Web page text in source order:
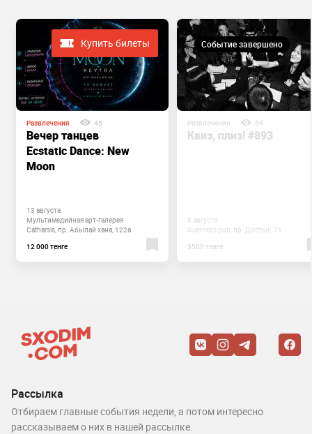
Купить билеты
Развлечения 45
Вечер танцев
Ecstatic Dance: New
Moon
13 августа
Мультимедийная ​арт-галерея
Catharsis, пр. Абылай хана, 122а
12 000 тенге
Событие завершено
Развлечения 54
Квиз, плиз! #893
5 августа
Guinness pub, пр. Достык, 71
3500 тенге
Рассылка
Отбираем главные события недели, а потом интересно
рассказываем о них в нашей рассылке.